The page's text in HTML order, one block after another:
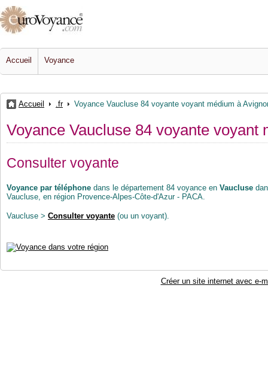
Accueil Voyance
Accueil .fr Voyance Vaucluse 84 voyante voyant médium à
Voyance Vaucluse 84 voyante
Consulter voyante
Voyance par téléphone dans le département 84 voyance en Vaucluse
Vaucluse, en région Provence-Alpes-Côte-d'Azur - PACA.
Vaucluse > Consulter voyante (ou un voyant).
Créer un site internet avec e-